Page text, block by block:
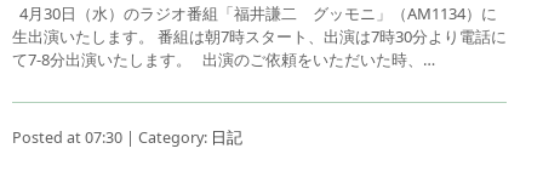
4月30日（水）のラジオ番組「福井謙二 グッモニ」（AM1134）に
生出演いたします。 番組は朝7時スタート、出演は7時30分より電話に
て7-8分出演いたします。 出演のご依頼をいただいた時、…
Posted at 07:30 | Category: 日記